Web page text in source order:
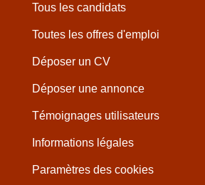
Tous les candidats
Toutes les offres d'emploi
Déposer un CV
Déposer une annonce
Témoignages utilisateurs
Informations légales
Paramètres des cookies